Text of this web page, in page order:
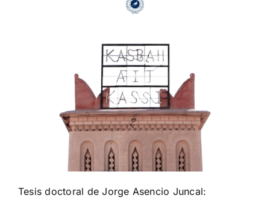
Tesis doctoral de Jorge Asencio Juncal: